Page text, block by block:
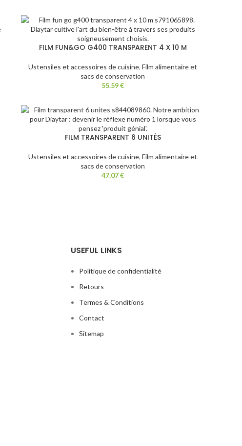
FILM FUN&GO G400 TRANSPARENT 4 X 10 M
Ustensiles et accessoires de cuisine,Film alimentaire et
sacs de conservation
55.59€
FILM TRANSPARENT 6 UNITÉS
Ustensiles et accessoires de cuisine,Film alimentaire et
sacs de conservation
47.07€
USEFUL LINKS
Politique de confidentialité
Retours
Termes & Conditions
Contact
Sitemap